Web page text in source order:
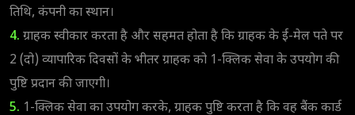
तिथि, कंपनी का स्थान।
4. ग्राहक स्वीकार करता है और सहमत होता है कि ग्राहक के ई-मेल पते पर
2 (दो) व्यापारिक दिवसों के भीतर ग्राहक को 1-क्लिक सेवा के उपयोग की
पुष्टि प्रदान की जाएगी।
5. 1-क्लिक सेवा का उपयोग करके, ग्राहक पुष्टि करता है कि वह बैंक कार्ड